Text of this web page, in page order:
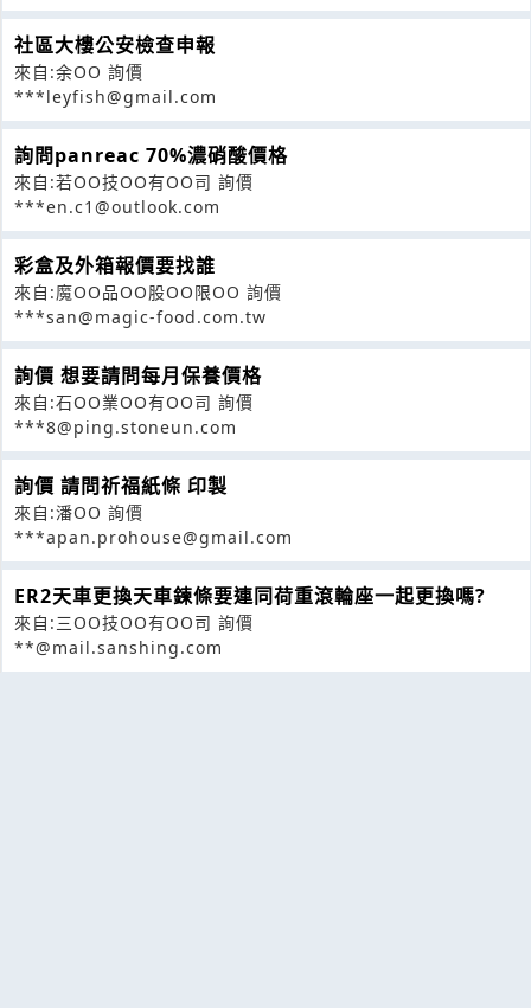
社區大樓公安檢查申報
來自:余OO 詢價
***leyfish@gmail.com
詢問panreac 70%濃硝酸價格
來自:若OO技OO有OO司 詢價
***en.c1@outlook.com
彩盒及外箱報價要找誰
來自:魔OO品OO股OO限OO 詢價
***san@magic-food.com.tw
詢價 想要請問每月保養價格
來自:石OO業OO有OO司 詢價
***8@ping.stoneun.com
詢價 請問祈福紙條 印製
來自:潘OO 詢價
***apan.prohouse@gmail.com
ER2天車更換天車鍊條要連同荷重滾輪座一起更換嗎?
來自:三OO技OO有OO司 詢價
**@mail.sanshing.com